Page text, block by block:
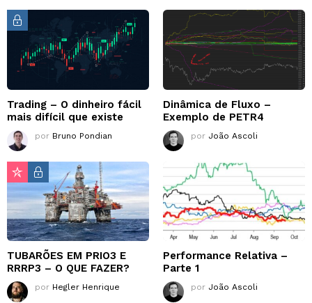
Trading – O dinheiro fácil
mais difícil que existe
por Bruno Pondian
Dinâmica de Fluxo –
Exemplo de PETR4
por João Ascoli
TUBARÕES EM PRIO3 E
RRRP3 – O QUE FAZER?
por Hegler Henrique
Performance Relativa –
Parte 1
por João Ascoli